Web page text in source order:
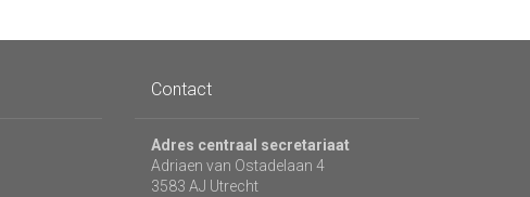
Contact
Adres centraal secretariaat
Adriaen van Ostadelaan 4
3583 AJ Utrecht